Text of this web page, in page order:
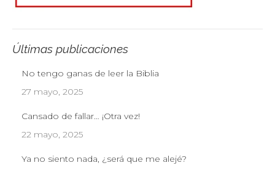
Últimas publicaciones
No tengo ganas de leer la Biblia
27 mayo, 2025
Cansado de fallar… ¡Otra vez!
22 mayo, 2025
Ya no siento nada, ¿será que me alejé?